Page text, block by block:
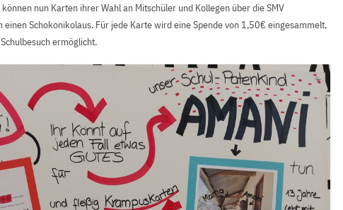
nun Karten ihrer Wahl an Mitschüler und Kollegen über die SMV
einen Schokonikolaus. Für jede Karte wird eine Spende von 1,50€ eingesammelt,
ermöglicht.